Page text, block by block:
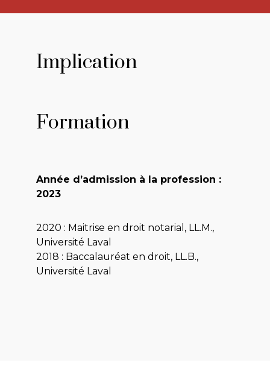
Implication
Formation
Année d’admission à la profession :
2023
2020 : Maitrise en droit notarial, LL.M.,
Université Laval
2018 : Baccalauréat en droit, LL.B.,
Université Laval